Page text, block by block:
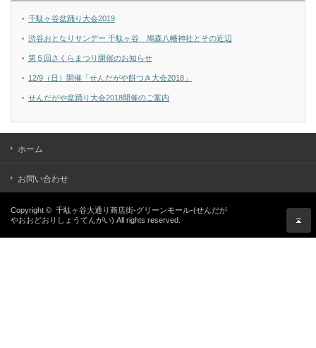
千駄ヶ谷盆踊り大会2019
渋谷おとなりサンデー 千駄ヶ谷 鳩森八幡神社とその近辺
第５回さくらまつり開催のお知らせ
12/9（日）開催「せんだがや餅つき大会2018」
せんだがや盆踊り大会2018開催のご案内
ホーム
お問い合わせ
Copyright © 千駄ヶ谷大通り商店街-グリーンモール-(せんだが
やおおどおりしょうてんがい) All rights reserved.